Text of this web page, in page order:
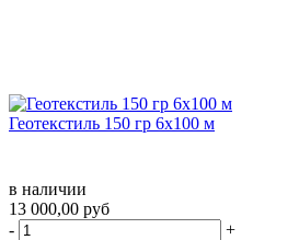
Геотекстиль 150 гр 6х100 м
в наличии
13 000,00 руб
-
+